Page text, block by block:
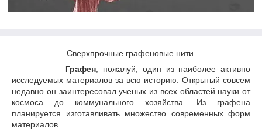
Сверхпрочные графеновые нити.
Графен , пожалуй, один из наиболее активно
исследуемых материалов за всю историю. Открытый совсем
недавно он заинтересовал ученых из всех областей науки от
космоса до коммунального хозяйства. Из графена
планируется изготавливать множество современных форм
материалов.